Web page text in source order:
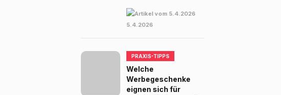
5.4.2026
PRAXIS-TIPPS
Welche
Werbegeschenke
eignen sich für